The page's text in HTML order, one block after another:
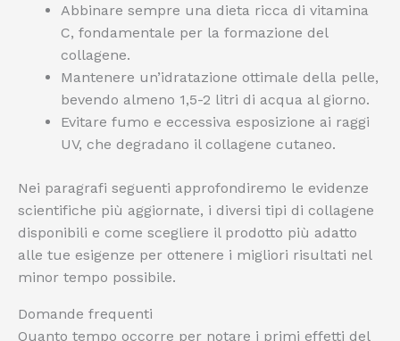
Abbinare sempre una dieta ricca di vitamina
C, fondamentale per la formazione del
collagene.
Mantenere un’idratazione ottimale della pelle,
bevendo almeno 1,5-2 litri di acqua al giorno.
Evitare fumo e eccessiva esposizione ai raggi
UV, che degradano il collagene cutaneo.
Nei paragrafi seguenti approfondiremo le evidenze
scientifiche più aggiornate, i diversi tipi di collagene
disponibili e come scegliere il prodotto più adatto
alle tue esigenze per ottenere i migliori risultati nel
minor tempo possibile.
Domande frequenti
Quanto tempo occorre per notare i primi effetti del